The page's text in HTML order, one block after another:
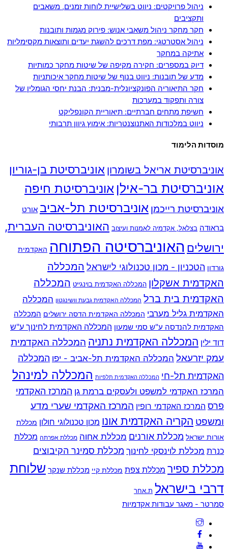
ניהול פרויקטים: ניווט בשלישיית לוחות זמנים, משאבים
ותקציבים
חקר מחקר ניהול משאבי אנוש: פירוק מגמות ותובנות
ניהול אסטרטגי: מפת דרכים להשגת יעדים ותוצאות מקסימליות
אתיקה במחקר
דיוק במספרים: חקירה מקיפה של שיטות מחקר כמותיות
מדע של תובנות: ניווט בנוף של שיטות מחקר איכותניות
חקר התיאוריה הפונקציונלית-מבנית: הבנת יחסי הגומלין של
צורה ותפקוד במערכות
חשיפת מתחים חברתיים: תיאוריית הקונפליקט
ניווט במלכודות האתנוצנטריות: אימוץ גיוון תרבותי
מוסדות הלימוד
אוניברסיטת אריאל בשומרון אוניברסיטת בן-גוריון
אוניברסיטת בר-אילן אוניברסיטת חיפה
אוניברסיטת רייכמן אוניברסיטת תל-אביב אורט
בראודה בצלאל, אקדמיה לאמנות ועיצוב האוניברסיטה העברית,
ירושלים האוניברסיטה הפתוחה האקדמית
גורדון הטכניון - מכון טכנולוגי לישראל המכללה
האקדמית אשקלון המכללה האקדמית בוינגייט המכללה
האקדמית בית ברל המכללה האקדמית גבעת וושינגטון המכללה
האקדמית גליל מערבי המכללה האקדמית הדסה ירושלים המכללה
האקדמית להנדסה ע"ש סמי שמעון המכללה האקדמית לחינוך ע"ש
דוד ילין המכללה האקדמית נתניה המכללה האקדמית
עמק יזרעאל המכללה האקדמית תל-אביב - יפו המכללה
האקדמית תל-חי המכללה האקדמית תלפיות המכללה למינהל
המרכז האקדמי למשפט ולעסקים ברמת גן המרכז האקדמי
פרס המרכז האקדמי רופין המרכז האקדמי שערי מדע
ומשפט הקריה האקדמית אונו מכון טכנולוגי חולון מכללת
אורות ישראל מכללת אורנים מכללת אחוה מכללת אפרתה מכללת
כנרת מכללת לוינסקי לחינוך מכללת סמינר הקיבוצים
מכללת ספיר מכללת צפת מכללת קיי מכללת שנקר שלוחת
דרבי בישראל ת.אחר
Back
Top
סמרטר - מאגר עבודות אקדמיות